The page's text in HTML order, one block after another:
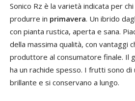
Sonico Rz è la varietà indicata per
produrre in primavera. Un ibrido
con pianta rustica, aperta e sana.
della massima qualità, con vantaggi
produttore al consumatore finale. Il
ha un rachide spesso. I frutti sono
brillante e si conservano a lungo.